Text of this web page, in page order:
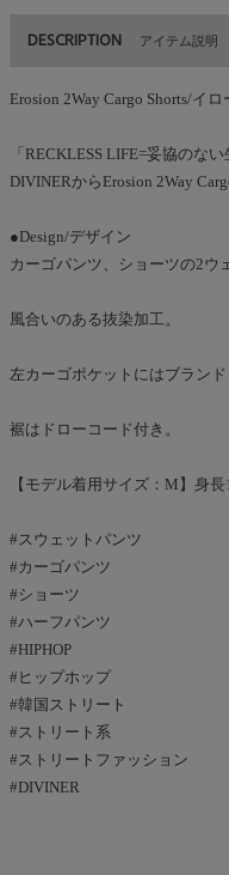
DESCRIPTION アイテム説明
Erosion 2Way Cargo Shorts/イ
「RECKLESS LIFE=妥協のな
DIVINERからErosion 2Way
●Design/デザイン
カーゴパンツ、ショーツの2ウ
風合いのある抜染加工。
左カーゴポケットにはブランド
裾はドローコード付き。
【モデル着用サイズ：M】身
#スウェットパンツ
#カーゴパンツ
#ショーツ
#ハーフパンツ
#HIPHOP
#ヒップホップ
#韓国ストリート
#ストリート系
#ストリートファッション
#DIVINER